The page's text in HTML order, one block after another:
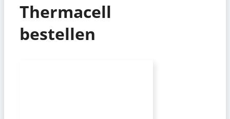
Thermacell
bestellen